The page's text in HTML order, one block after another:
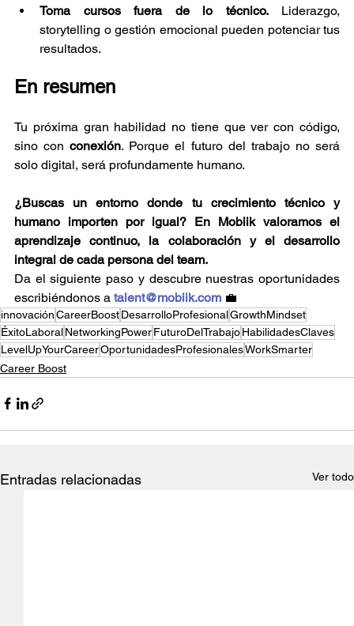
Toma cursos fuera de lo técnico. Liderazgo,
storytelling o gestión emocional pueden potenciar tus
resultados.
En resumen
Tu próxima gran habilidad no tiene que ver con código,
sino con conexión. Porque el futuro del trabajo no será
solo digital, será profundamente humano.
¿Buscas un entorno donde tu crecimiento técnico y
humano importen por igual? En Mobiik valoramos el
aprendizaje continuo, la colaboración y el desarrollo
integral de cada persona del team.
Da el siguiente paso y descubre nuestras oportunidades
escribiéndonos a talent@mobiik.com 💼
innovaciónCareerBoostDesarrolloProfesionalGrowthMindset
ÉxitoLaboralNetworkingPowerFuturoDelTrabajoHabilidadesClaves
LevelUpYourCareerOportunidadesProfesionalesWorkSmarter
Career Boost
Entradas relacionadas Ver todo